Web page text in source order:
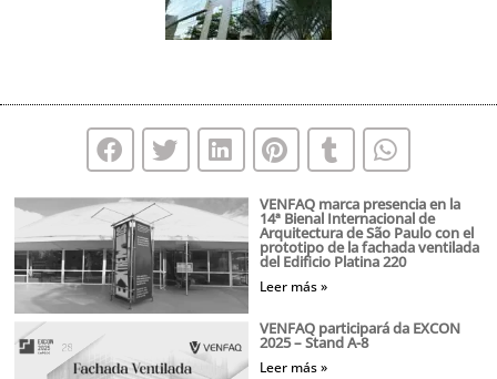
VENFAQ marca presencia en la
14ª Bienal Internacional de
Arquitectura de São Paulo con el
prototipo de la fachada ventilada
del Edificio Platina 220
Leer más »
VENFAQ participará da EXCON
2025 – Stand A-8
Leer más »